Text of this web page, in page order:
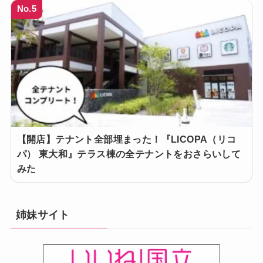
No.5
【開店】テナント全部埋まった！『LICOPA（リコ
パ） 東大和』テラス棟の全テナントをおさらいして
みた
姉妹サイト